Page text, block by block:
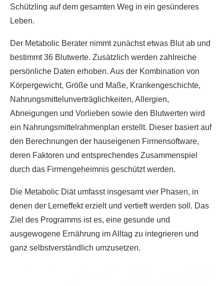
Schützling auf dem gesamten Weg in ein gesünderes
Leben.
Der Metabolic Berater nimmt zunächst etwas Blut ab und
bestimmt 36 Blutwerte. Zusätzlich werden zahlreiche
persönliche Daten erhoben. Aus der Kombination von
Körpergewicht, Größe und Maße, Krankengeschichte,
Nahrungsmittelunverträglichkeiten, Allergien,
Abneigungen und Vorlieben sowie den Blutwerten wird
ein Nahrungsmittelrahmenplan erstellt. Dieser basiert auf
den Berechnungen der hauseigenen Firmensoftware,
deren Faktoren und entsprechendes Zusammenspiel
durch das Firmengeheimnis geschützt werden.
Die Metabolic Diät umfasst insgesamt vier Phasen, in
denen der Lerneffekt erzielt und vertieft werden soll. Das
Ziel des Programms ist es, eine gesunde und
ausgewogene Ernährung im Alltag zu integrieren und
ganz selbstverständlich umzusetzen.